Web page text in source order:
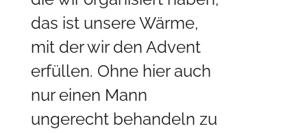
das ist unsere Wärme,
mit der wir den Advent
erfüllen. Ohne hier auch
nur einen Mann
ungerecht behandeln zu